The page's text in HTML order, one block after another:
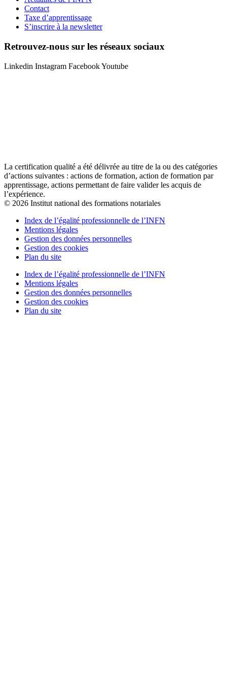
Contact
Taxe d’apprentissage
S’inscrire à la newsletter
Retrouvez-nous sur les réseaux sociaux
Linkedin Instagram FacebookYoutube
La certification qualité a été délivrée au titre de la ou des catégories
d’actions suivantes : actions de formation, action de formation par
apprentissage, actions permettant de faire valider les acquis de
l’expérience.
© 2026 Institut national des formations notariales
Index de l’égalité professionnelle de l’INFN
Mentions légales
Gestion des données personnelles
Gestion des cookies
Plan du site
Index de l’égalité professionnelle de l’INFN
Mentions légales
Gestion des données personnelles
Gestion des cookies
Plan du site